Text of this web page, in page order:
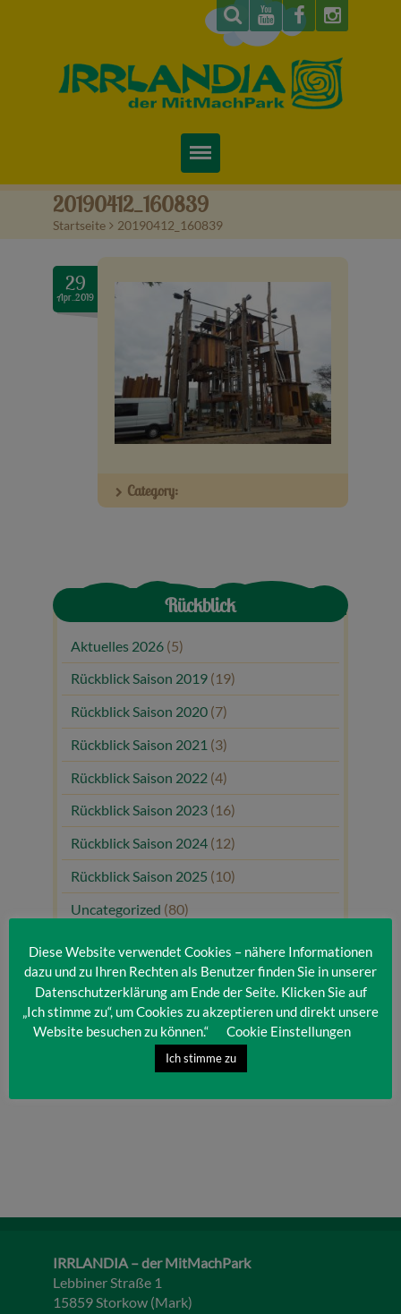
Startseite
Preise & Infos
Tickets
Videos
Veranstaltungen
Baumpaten
20190412_160839
Startseite > 20190412_160839
29
Apr..2019
Category:
Rückblick
Aktuelles 2026 (5)
Rückblick Saison 2019 (19)
Rückblick Saison 2020 (7)
Rückblick Saison 2021 (3)
Rückblick Saison 2022 (4)
Rückblick Saison 2023 (16)
Rückblick Saison 2024 (12)
Rückblick Saison 2025 (10)
Uncategorized (80)
IRRLANDIA – der MitMachPark
Lebbiner Straße 1
15859 Storkow (Mark)
Diese Website verwendet Cookies – nähere Informationen
dazu und zu Ihren Rechten als Benutzer finden Sie in unserer
Datenschutzerklärung am Ende der Seite. Klicken Sie auf
„Ich stimme zu“, um Cookies zu akzeptieren und direkt unsere
Website besuchen zu können.“
Cookie Einstellungen
Ich stimme zu